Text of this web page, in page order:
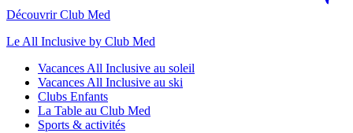
Découvrir Club Med
Le All Inclusive by Club Med
Vacances All Inclusive au soleil
Vacances All Inclusive au ski
Clubs Enfants
La Table au Club Med
Sports & activités